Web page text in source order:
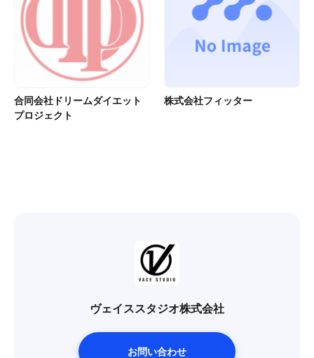
合同会社ドリームダイエット
プロジェクト
株式会社フィッター
ヴェイススタジオ株式会社
お問い合わせ